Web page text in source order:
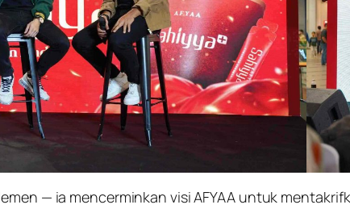
— ia mencerminkan visi AFYAA untuk